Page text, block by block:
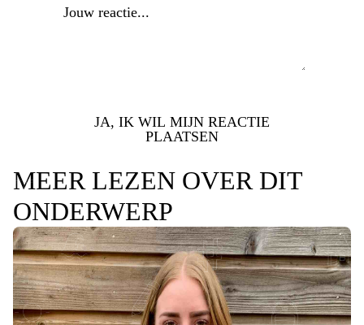
JA, IK WIL MIJN REACTIE
PLAATSEN
MEER LEZEN OVER DIT
ONDERWERP